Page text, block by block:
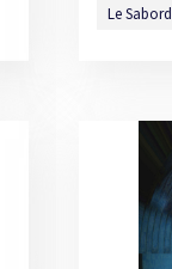
Le Sabord